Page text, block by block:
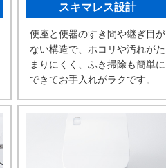
スキマレス設計
便座と便器のすき間や継ぎ目が
ない構造で、ホコリや汚れがた
まりにくく、ふき掃除も簡単に
できてお手入れがラクです。